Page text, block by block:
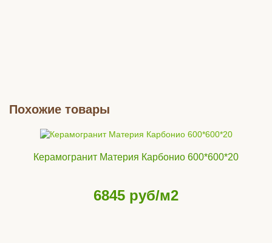
Похожие товары
Керамогранит Материя Карбонио 600*600*20
6845 руб/м2